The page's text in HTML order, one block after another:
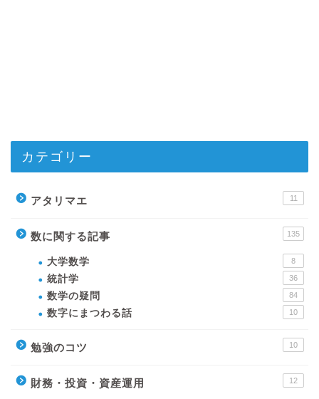
カテゴリー
アタリマエ 11
数に関する記事 135
大学数学 8
統計学 36
数学の疑問 84
数字にまつわる話 10
勉強のコツ 10
財務・投資・資産運用 12